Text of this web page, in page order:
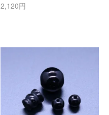
2,120円